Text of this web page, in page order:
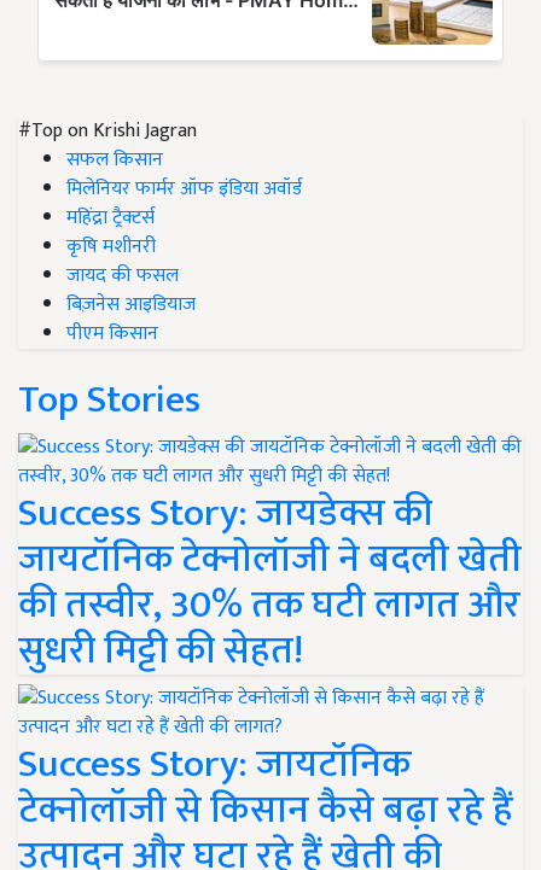
#Top on Krishi Jagran
सफल किसान
मिलेनियर फार्मर ऑफ इंडिया अवॉर्ड
महिंद्रा ट्रैक्टर्स
कृषि मशीनरी
जायद की फसल
बिज़नेस आइडियाज
पीएम किसान
Top Stories
Success Story: जायडेक्स की
जायटॉनिक टेक्नोलॉजी ने बदली खेती
की तस्वीर, 30% तक घटी लागत और
सुधरी मिट्टी की सेहत!
Success Story: जायटॉनिक
टेक्नोलॉजी से किसान कैसे बढ़ा रहे हैं
उत्पादन और घटा रहे हैं खेती की